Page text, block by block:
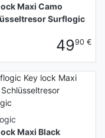
Maxi Camo
Surflogic
4990 €
Maxi Black